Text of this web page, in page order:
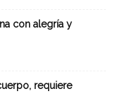
con alegría y
requiere